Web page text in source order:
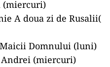
(miercuri)
A doua zi de Rusalii(
Domnului (luni)
(miercuri)